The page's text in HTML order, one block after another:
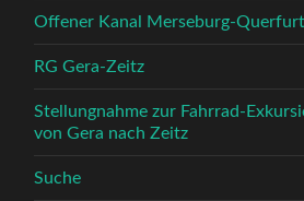
Offener Kanal Merseburg-Querfurt
RG Gera-Zeitz
Stellungnahme zur Fahrrad-
von Gera nach Zeitz
Suche